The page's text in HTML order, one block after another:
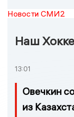
Новости СМИ2
Наш
13:01
Овечкин
из